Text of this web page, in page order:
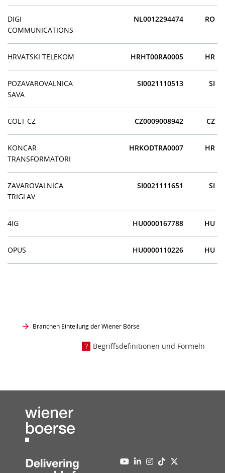
DIGI
COMMUNICATIONS
NL0012294474 RO
HRVATSKI TELEKOM HRHT00RA0005 HR
POZAVAROVALNICA
SAVA
SI0021110513 SI
COLT CZ CZ0009008942 CZ
KONCAR
TRANSFORMATORI
HRKODTRA0007 HR
ZAVAROVALNICA
TRIGLAV
SI0021111651 SI
4IG HU0000167788 HU
OPUS HU0000110226 HU
Branchen Einteilung der Wiener Börse
Begriffsdefinitionen und Formeln